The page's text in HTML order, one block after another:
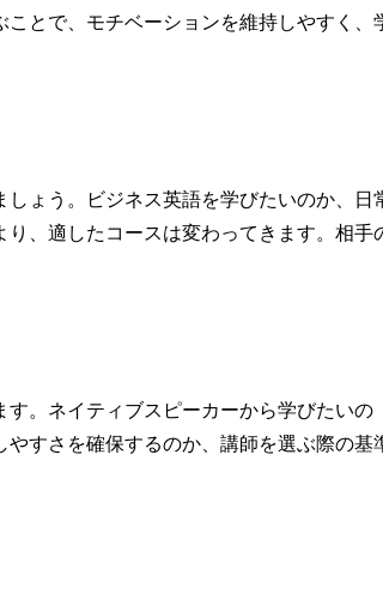
とで、モチベーションを維持しやすく、
ょう。ビジネス英語を学びたいのか、日
、適したコースは変わってきます。相手
。ネイティブスピーカーから学びたいの
すさを確保するのか、講師を選ぶ際の基